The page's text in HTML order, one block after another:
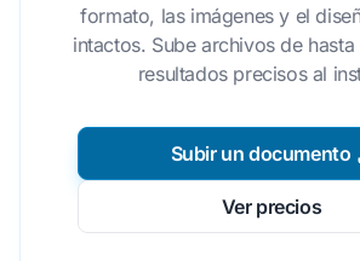
formato, las imágenes y el
intactos. Sube archivos de hasta
resultados precisos al
Subir un documento
Ver precios